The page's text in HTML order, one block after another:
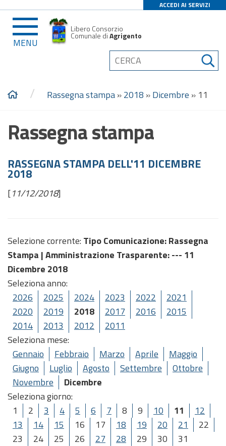
ACCEDI AI SERVIZI
MENU
Libero Consorzio
Comunale diAgrigento
/ Rassegna stampa»2018 »Dicembre » 11
Rassegna stampa
RASSEGNA STAMPA DELL'11 DICEMBRE
2018
[11/12/2018]
Selezione corrente: Tipo Comunicazione: Rassegna
Stampa |Amministrazione Trasparente: --- 11
Dicembre 2018
Seleziona anno:
2026
2025 2024 2023 2022
2021
2020
2019 2018 2017 2016
2015
2014
2013 2012
2011
Seleziona mese:
Gennaio
Febbraio Marzo Aprile
Maggio
Giugno
Luglio Agosto Settembre
Ottobre
Novembre
Dicembre
Seleziona giorno:
1
2 3 4 5 6 7 8 9 10 11
12
13
14 15 16 17 18 19 20 21
22
23
24 25 26 27 28 29 30 31